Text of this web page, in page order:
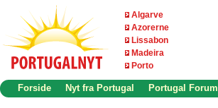
Algarve
Azorerne
Lissabon
Madeira
Porto
Forside Nyt fra Portugal Portugal Forum